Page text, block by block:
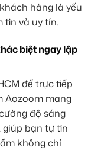
hàng là yếu
tin và uy tín.
biệt ngay lập
để trực tiếp
Aozoom mang
độ sáng
giúp bạn tự tin
không chỉ